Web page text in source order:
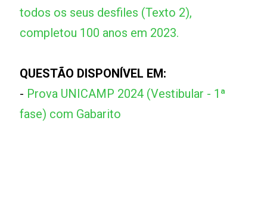
todos os seus desfiles (Texto 2),
completou 100 anos em 2023.
QUESTÃO DISPONÍVEL EM:
- Prova UNICAMP 2024 (Vestibular - 1ª
fase) com Gabarito